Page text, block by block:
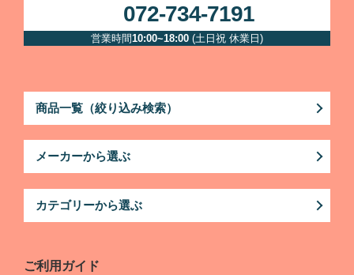
072-734-7191
営業時間10:00~18:00 (土日祝 休業日)
商品一覧（絞り込み検索）
メーカーから選ぶ
カテゴリーから選ぶ
ご利用ガイド